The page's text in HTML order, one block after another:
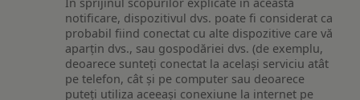
notificare, dispozitivul dvs. poate fi considerat ca
probabil fiind conectat cu alte dispozitive care vă
aparțin dvs., sau gospodăriei dvs. (de exemplu,
deoarece sunteți conectat la același serviciu atât
pe telefon, cât și pe computer sau deoarece
puteți utiliza aceeași conexiune la internet pe